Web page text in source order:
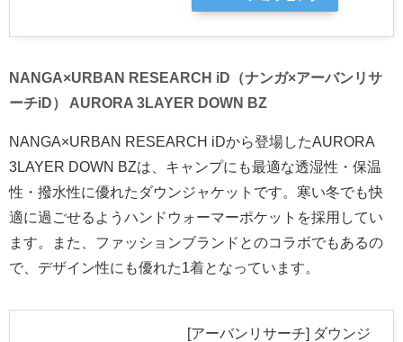
NANGA×URBAN RESEARCH iD（ナンガ×アーバンリサ
ーチiD） AURORA 3LAYER DOWN BZ
NANGA×URBAN RESEARCH iDから登場したAURORA
3LAYER DOWN BZは、キャンプにも最適な透湿性・保温
性・撥水性に優れたダウンジャケットです。寒い冬でも快
適に過ごせるようハンドウォーマーポケットを採用してい
ます。また、ファッションブランドとのコラボでもあるの
で、デザイン性にも優れた1着となっています。
[アーバンリサーチ] ダウンジ